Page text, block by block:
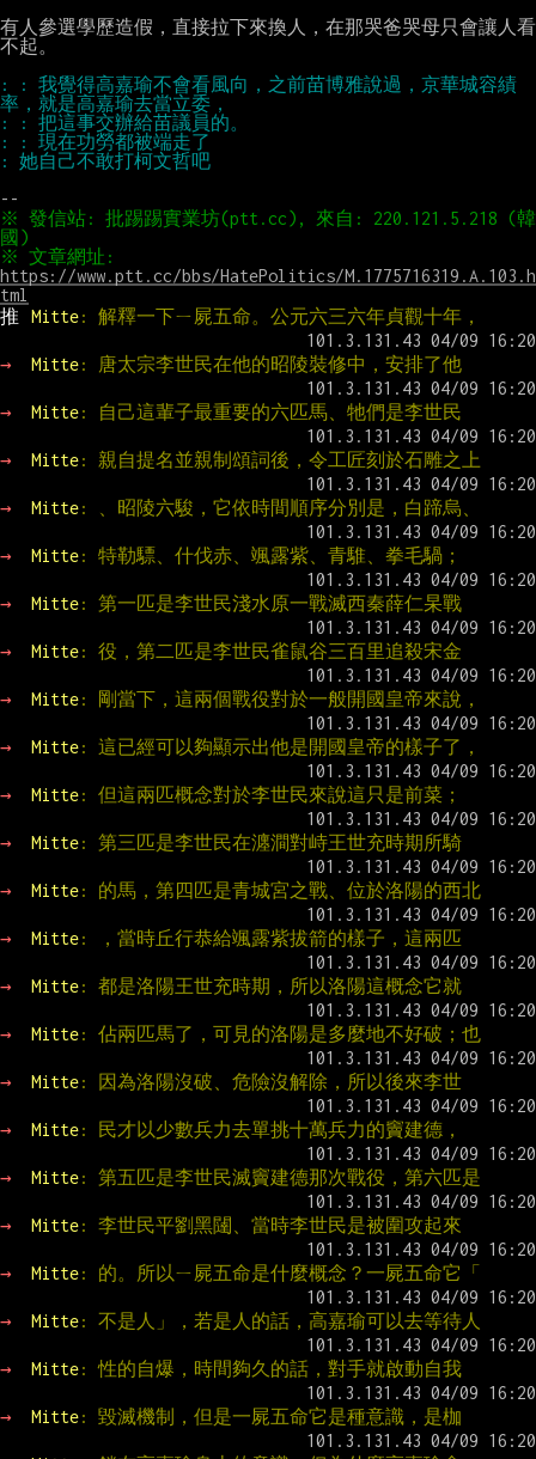
有人參選學歷造假，直接拉下來換人，在那哭爸哭母只會讓人看
不起。
: : 我覺得高嘉瑜不會看風向，之前苗博雅說過，京華城容績
※ 發信站: 批踢踢實業坊(ptt.cc), 來自: 220.121.5.218 (韓
https://www.ptt.cc/bbs/HatePolitics/M.1775716319.A.103.h
tml
推
Mitte: 解釋一下ㄧ屍五命。公元六三六年貞觀十年，
→ Mitte: 唐太宗李世民在他的昭陵裝修中，安排了他
→ Mitte: 自己這輩子最重要的六匹馬、牠們是李世民
→ Mitte: 親自提名並親制頌詞後，令工匠刻於石雕之上
→ Mitte: 、昭陵六駿，它依時間順序分別是，白蹄烏、
→ Mitte: 特勒驃、什伐赤、颯露紫、青騅、拳毛騧；
→ Mitte: 第一匹是李世民淺水原一戰滅西秦薛仁杲戰
→ Mitte: 役，第二匹是李世民雀鼠谷三百里追殺宋金
→ Mitte: 剛當下，這兩個戰役對於一般開國皇帝來說，
→ Mitte: 這已經可以夠顯示出他是開國皇帝的樣子了，
→ Mitte: 但這兩匹概念對於李世民來說這只是前菜；
→ Mitte: 第三匹是李世民在瀍澗對峙王世充時期所騎
→ Mitte: 的馬，第四匹是青城宮之戰、位於洛陽的西北
→ Mitte: ，當時丘行恭給颯露紫拔箭的樣子，這兩匹
→ Mitte: 都是洛陽王世充時期，所以洛陽這概念它就
→ Mitte: 佔兩匹馬了，可見的洛陽是多麼地不好破；也
→ Mitte: 因為洛陽沒破、危險沒解除，所以後來李世
→ Mitte: 民才以少數兵力去單挑十萬兵力的竇建德，
→ Mitte: 第五匹是李世民滅竇建德那次戰役，第六匹是
→ Mitte: 李世民平劉黑闥、當時李世民是被圍攻起來
→ Mitte: 的。所以ㄧ屍五命是什麼概念？一屍五命它「
→ Mitte: 不是人」，若是人的話，高嘉瑜可以去等待人
→ Mitte: 性的自爆，時間夠久的話，對手就啟動自我
→ Mitte: 毀滅機制，但是一屍五命它是種意識，是枷